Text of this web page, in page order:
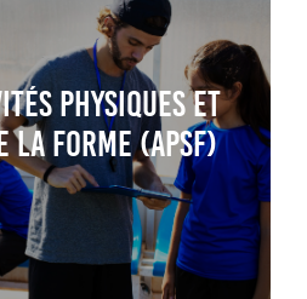
physiques et
forme (APSF)